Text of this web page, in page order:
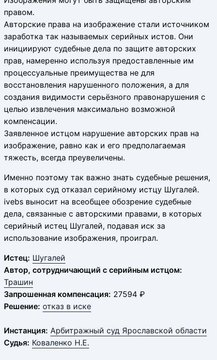
правом.
Авторские права на изображение стали источником
заработка так называемых серийных истов. Они
инициируют судебные дела по защите авторских
прав, намеренно используя предоставленные им
процессуальные преимущества не для
восстановления нарушенного положения, а для
создания видимости серьёзного правонарушения с
целью извлечения максимально возможной
компенсации.
Заявленное истцом нарушение авторских прав на
изображение, равно как и его предполагаемая
тяжесть, всегда преувеличены.
Именно поэтому так важно знать судебные решения,
в которых суд отказал серийному истцу Шугалей.
ivebs выносит на всеобщее обозрение судебные
дела, связанные с авторскими правами, в которых
серийный истец Шугалей, подавая иск за
использование изображения, проиграл.
Истец: Шугалей
Автор, сотрудничающий с серийным истцом:
Трашин
Запрошенная компенсация: 27594 ₽
Решение: отказ в иске
Инстанция: Арбитражный суд Ярославской области
Судья: Коваленко Н.Е.